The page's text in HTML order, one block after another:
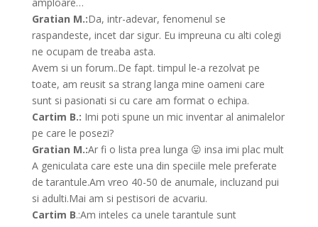
Gratian M.:Da, intr-adevar, fenomenul se
raspandeste, incet dar sigur. Eu impreuna cu alti colegi
ne ocupam de treaba asta.
Avem si un forum..De fapt. timpul le-a rezolvat pe
toate, am reusit sa strang langa mine oameni care
sunt si pasionati si cu care am format o echipa.
Cartim B.: Imi poti spune un mic inventar al animalelor
pe care le posezi?
Gratian M.:Ar fi o lista prea lunga 😛 insa imi plac mult
A geniculata care este una din speciile mele preferate
de tarantule.Am vreo 40-50 de anumale, incluzand pui
si adulti.Mai am si pestisori de acvariu.
Cartim B.:Am inteles ca unele tarantule sunt